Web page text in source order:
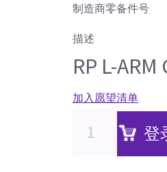
制造商零备件号
描述
RP L-
加入愿望清单
登